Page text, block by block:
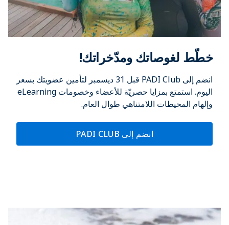
خطّط لغوصاتك ومدّخراتك!
انضم إلى PADI Club قبل 31 ديسمبر لتأمين عضويتك بسعر
اليوم. استمتع بمزايا حصريّة للأعضاء وخصومات eLearning
وإلهام المحيطات اللامتناهي طوال العام.
انضم إلى PADI CLUB